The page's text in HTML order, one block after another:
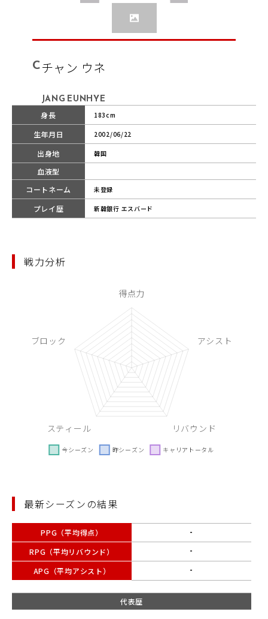
Cチャン ウネ
JANG EUNHYE
身長 183cm
生年月日 2002/06/22
出身地 韓国
血液型
コートネーム
未登録
プレイ歴 新韓銀行 エスバード
戦力分析
最新シーズンの結果
PPG（平均得点）
RPG（平均リバウンド）
APG（平均アシスト）
-
-
-
代表歴